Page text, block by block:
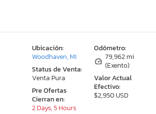
Odómetro:
79,962 mi
(Exento)
Valor Actual
Efectivo:
$2,950 USD
Ubicación:
Woodhaven, MI
Status de Venta:
Venta Pura
Pre Ofertas
Cierran en:
2 Days, 5 Hours